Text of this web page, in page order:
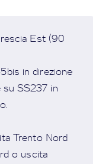
Est (90
in direzione
su SS237 in
Trento Nord
o uscita